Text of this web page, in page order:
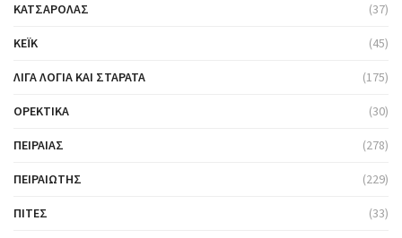
ΚΑΤΣΑΡΌΛΑΣ (37)
ΚΈΙΚ (45)
ΛΊΓΑ ΛΌΓΙΑ ΚΑΙ ΣΤΑΡΆΤΑ (175)
ΟΡΕΚΤΙΚΆ (30)
ΠΕΙΡΑΙΆΣ (278)
ΠΕΙΡΑΙΏΤΗΣ (229)
ΠΊΤΕΣ (33)